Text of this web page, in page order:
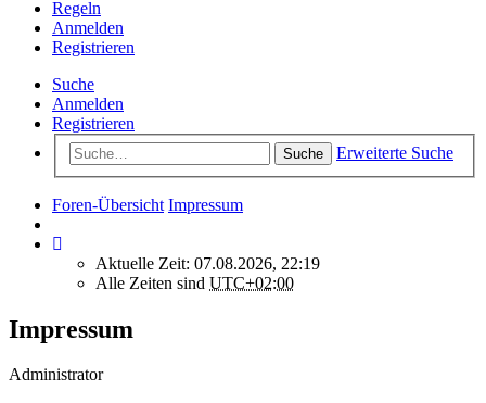
Regeln
Anmelden
Registrieren
Suche
Anmelden
Registrieren
Suche Erweiterte Suche
Foren-Übersicht Impressum
Aktuelle Zeit: 07.08.2026, 22:19
Alle Zeiten sind UTC+02:00
Impressum
Administrator